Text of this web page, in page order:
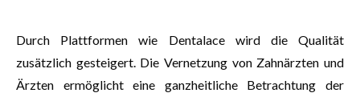
Durch Plattformen wie Dentalace wird die Qualität
zusätzlich gesteigert. Die Vernetzung von Zahnärzten und
Ärzten ermöglicht eine ganzheitliche Betrachtung der